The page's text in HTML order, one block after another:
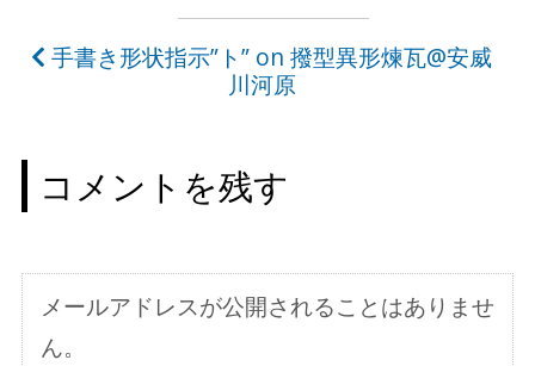
ナ
ゲ
ー
ョ
ン
手書き形状指示”ト” on 撥型異形煉瓦@安威
川河原
コメントを残す
メールアドレスが公開されることはありませ
ん。